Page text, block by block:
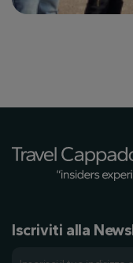
Iscriviti alla